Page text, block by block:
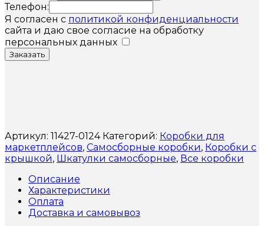
Телефон:
Я согласен с политикой конфиденциальности
сайта и даю свое согласие на обработку
персональных данных
Заказать
Артикул: 11427-0124 Категорий: Коробки для
маркетплейсов, Самосборные коробки, Коробки с
крышкой, Шкатулки самосборные, Все коробки
Описание
Характеристики
Оплата
Доставка и самовывоз